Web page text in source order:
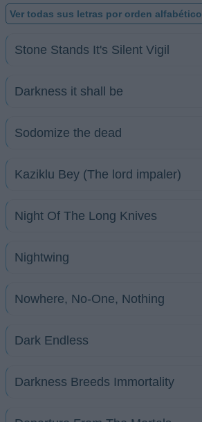
Ver todas sus letras por orden alfabético
Stone Stands It's Silent Vigil
Darkness it shall be
Sodomize the dead
Kaziklu Bey (The lord impaler)
Night Of The Long Knives
Nightwing
Nowhere, No-One, Nothing
Dark Endless
Darkness Breeds Immortality